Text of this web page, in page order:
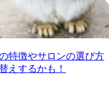
特徴やサロンの選び方
えするかも！